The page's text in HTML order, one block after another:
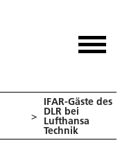
>
IFAR-Gäste des
DLR bei
Lufthansa
Technik